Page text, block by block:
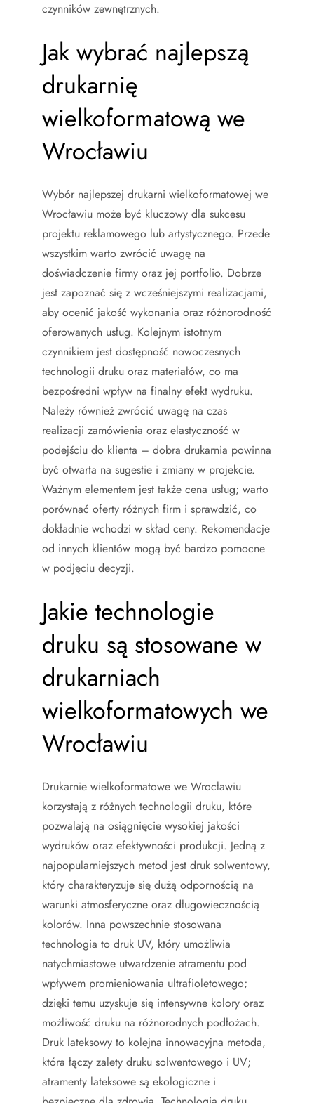
czynników zewnętrznych.
Jak wybrać najlepszą
drukarnię
wielkoformatową we
Wrocławiu
Wybór najlepszej drukarni wielkoformatowej we
Wrocławiu może być kluczowy dla sukcesu
projektu reklamowego lub artystycznego. Przede
wszystkim warto zwrócić uwagę na
doświadczenie firmy oraz jej portfolio. Dobrze
jest zapoznać się z wcześniejszymi realizacjami,
aby ocenić jakość wykonania oraz różnorodność
oferowanych usług. Kolejnym istotnym
czynnikiem jest dostępność nowoczesnych
technologii druku oraz materiałów, co ma
bezpośredni wpływ na finalny efekt wydruku.
Należy również zwrócić uwagę na czas
realizacji zamówienia oraz elastyczność w
podejściu do klienta – dobra drukarnia powinna
być otwarta na sugestie i zmiany w projekcie.
Ważnym elementem jest także cena usług; warto
porównać oferty różnych firm i sprawdzić, co
dokładnie wchodzi w skład ceny. Rekomendacje
od innych klientów mogą być bardzo pomocne
w podjęciu decyzji.
Jakie technologie
druku są stosowane w
drukarniach
wielkoformatowych we
Wrocławiu
Drukarnie wielkoformatowe we Wrocławiu
korzystają z różnych technologii druku, które
pozwalają na osiągnięcie wysokiej jakości
wydruków oraz efektywności produkcji. Jedną z
najpopularniejszych metod jest druk solwentowy,
który charakteryzuje się dużą odpornością na
warunki atmosferyczne oraz długowiecznością
kolorów. Inna powszechnie stosowana
technologia to druk UV, który umożliwia
natychmiastowe utwardzenie atramentu pod
wpływem promieniowania ultrafioletowego;
dzięki temu uzyskuje się intensywne kolory oraz
możliwość druku na różnorodnych podłożach.
Druk lateksowy to kolejna innowacyjna metoda,
która łączy zalety druku solwentowego i UV;
atramenty lateksowe są ekologiczne i